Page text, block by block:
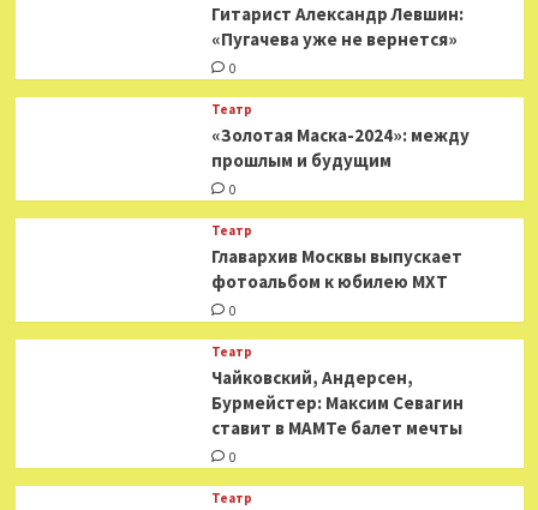
Гитарист Александр Левшин:
«Пугачева уже не вернется»
0
Театр
«Золотая Маска-2024»: между
прошлым и будущим
0
Театр
​​Главархив Москвы выпускает
фотоальбом к юбилею МХТ
0
Театр
​​Чайковский, Андерсен,
Бурмейстер: Максим Севагин
ставит в МАМТе балет мечты
0
Театр